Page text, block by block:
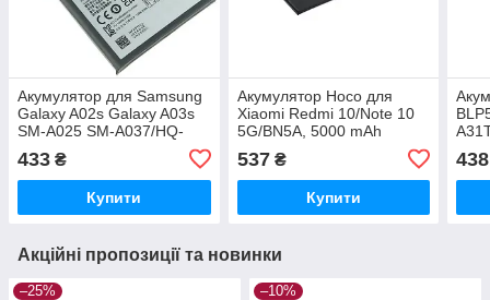
Акумулятор для Samsung
Galaxy A02s Galaxy A03s
SM-A025 SM-A037/HQ-
50SD/HQ-50S (5000 mAh)
Original PRC
433 ₴
Купити
Акумулятор Hoco для
Xiaomi Redmi 10/Note 10
5G/BN5A, 5000 mAh
537₴
Купити
438
Акційні пропозиції та новинки
–25% –10%